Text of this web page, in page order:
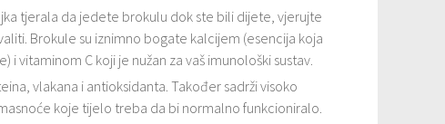
tjerala da jedete brokulu dok ste bili dijete, vjerujte
Brokule su iznimno bogate kalcijem (esencija koja
i vitaminom C koji je nužan za vaš imunološki sustav.
vlakana i antioksidanta. Također sadrži visoko
koje tijelo treba da bi normalno funkcioniralo.